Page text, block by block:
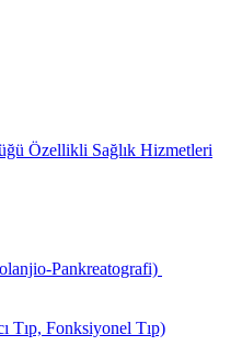
Özellikli Sağlık Hizmetleri
Pankreatografi)
Tıp, Fonksiyonel Tıp)